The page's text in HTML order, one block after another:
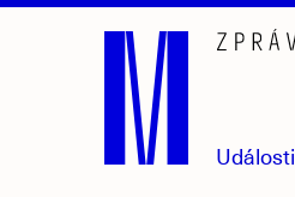
Události